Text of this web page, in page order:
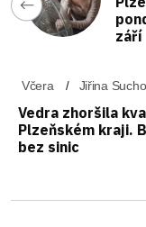
září
Včera Jiřina
Vedra zhoršila
Plzeňském kraji.
bez sinic